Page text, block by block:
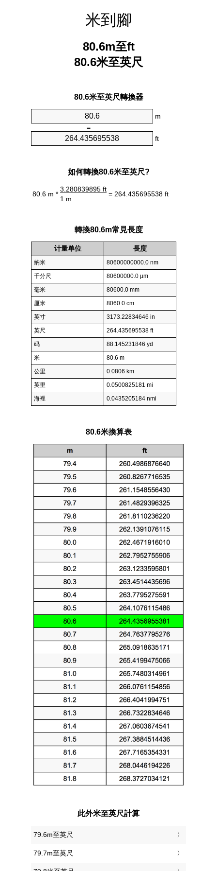
米到腳
80.6m至ft
80.6米至英尺
80.6米至英尺轉換器
m
=
ft
如何轉換80.6米至英尺?
80.6 m *
3.280839895 ft
= 264.435695538 ft
1 m
轉換80.6m常見長度
计量单位 長度
納米
80600000000.0 nm
千分尺
80600000.0 µm
毫米
80600.0 mm
厘米
8060.0 cm
英寸
3173.22834646 in
英尺
264.435695538 ft
码
88.145231846 yd
米
80.6 m
公里
0.0806 km
英里
0.0500825181 mi
海裡
0.0435205184 nmi
80.6米換算表
此外米至英尺計算
79.6m至英尺
79.7m至英尺